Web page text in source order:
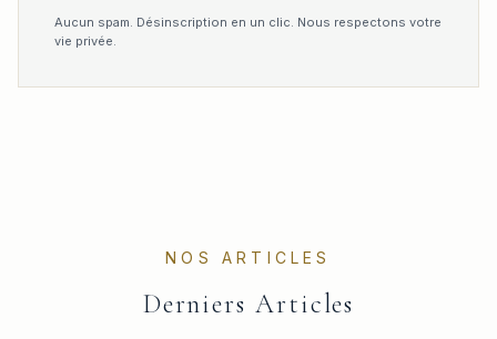
Aucun spam. Désinscription en un clic. Nous respectons votre
vie privée.
NOS ARTICLES
Derniers Articles